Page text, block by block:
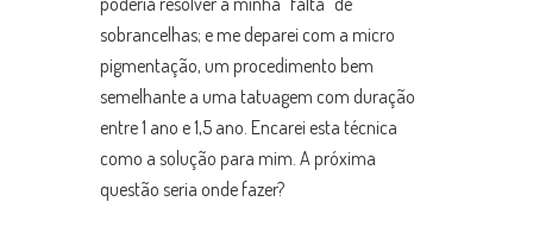
sobrancelhas; e me deparei com a micro
pigmentação, um procedimento bem
semelhante a uma tatuagem com duração
entre 1 ano e 1,5 ano. Encarei esta técnica
como a solução para mim. A próxima
questão seria onde fazer?